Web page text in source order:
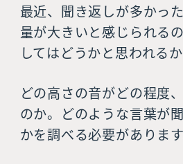
最近、聞き返しが多かっ
量が大きいと感じられる
してはどうかと思われる
どの高さの音がどの程度
のか。どのような言葉が
かを調べる必要があります